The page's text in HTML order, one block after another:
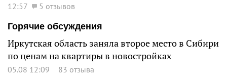
12:57
5 отзывов
Горячие обсуждения
Иркутская область заняла второе место в Сибири
по ценам на квартиры в новостройках
05.08 12:09 83 отзыва